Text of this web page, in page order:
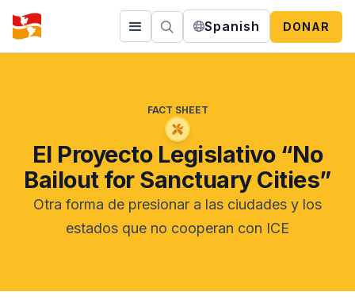
Spanish DONAR
FACT SHEET
El Proyecto Legislativo “No
Bailout for Sanctuary Cities”
Otra forma de presionar a las ciudades y los
estados que no cooperan con ICE